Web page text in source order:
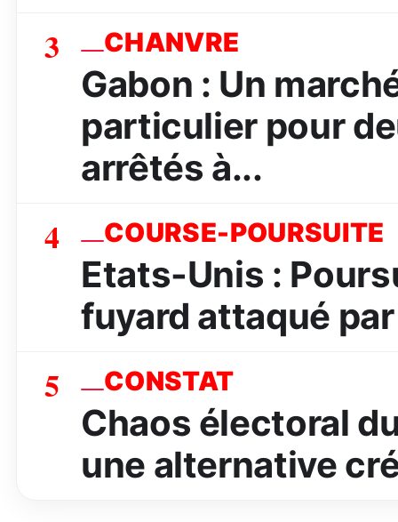
3 CHANVRE
Gabon : Un
particulier pour
arrêtés à...
4 COURSE-POURSUITE
Etats-Unis :
fuyard attaqué
5 CONSTAT
Chaos électoral
une alternative